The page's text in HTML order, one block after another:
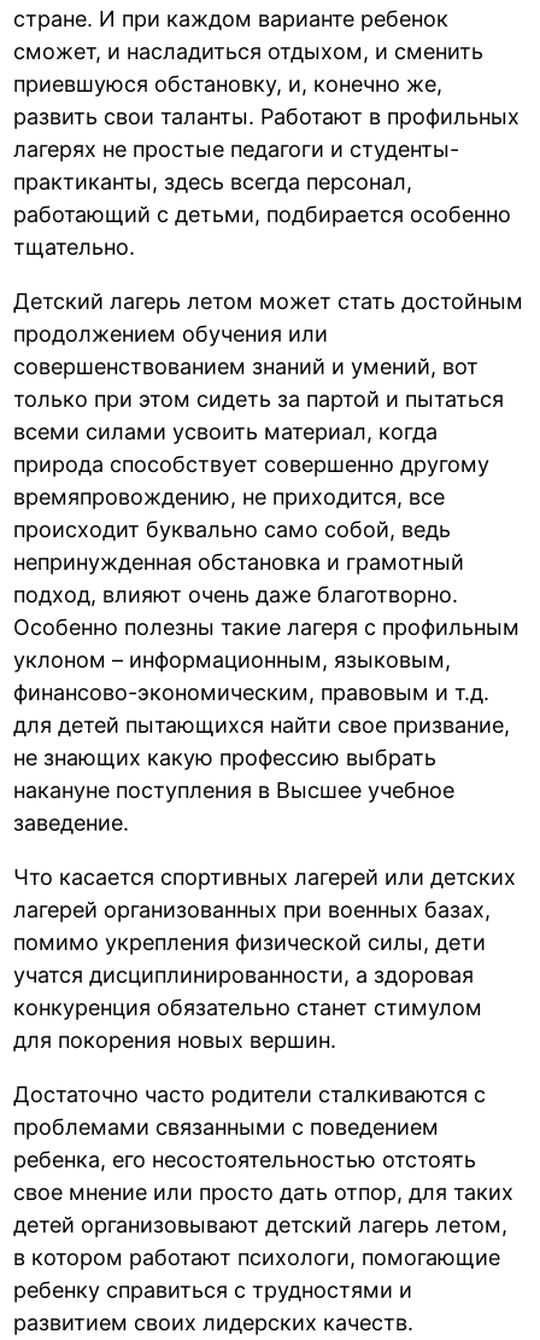
стране. И при каждом варианте ребенок
сможет, и насладиться отдыхом, и сменить
приевшуюся обстановку, и, конечно же,
развить свои таланты. Работают в профильных
лагерях не простые педагоги и студенты-
практиканты, здесь всегда персонал,
работающий с детьми, подбирается особенно
тщательно.
Детский лагерь летом может стать достойным
продолжением обучения или
совершенствованием знаний и умений, вот
только при этом сидеть за партой и пытаться
всеми силами усвоить материал, когда
природа способствует совершенно другому
времяпровождению, не приходится, все
происходит буквально само собой, ведь
непринужденная обстановка и грамотный
подход, влияют очень даже благотворно.
Особенно полезны такие лагеря с профильным
уклоном – информационным, языковым,
финансово-экономическим, правовым и т.д.
для детей пытающихся найти свое призвание,
не знающих какую профессию выбрать
накануне поступления в Высшее учебное
заведение.
Что касается спортивных лагерей или детских
лагерей организованных при военных базах,
помимо укрепления физической силы, дети
учатся дисциплинированности, а здоровая
конкуренция обязательно станет стимулом
для покорения новых вершин.
Достаточно часто родители сталкиваются с
проблемами связанными с поведением
ребенка, его несостоятельностью отстоять
свое мнение или просто дать отпор, для таких
детей организовывают детский лагерь летом,
в котором работают психологи, помогающие
ребенку справиться с трудностями и
развитием своих лидерских качеств.